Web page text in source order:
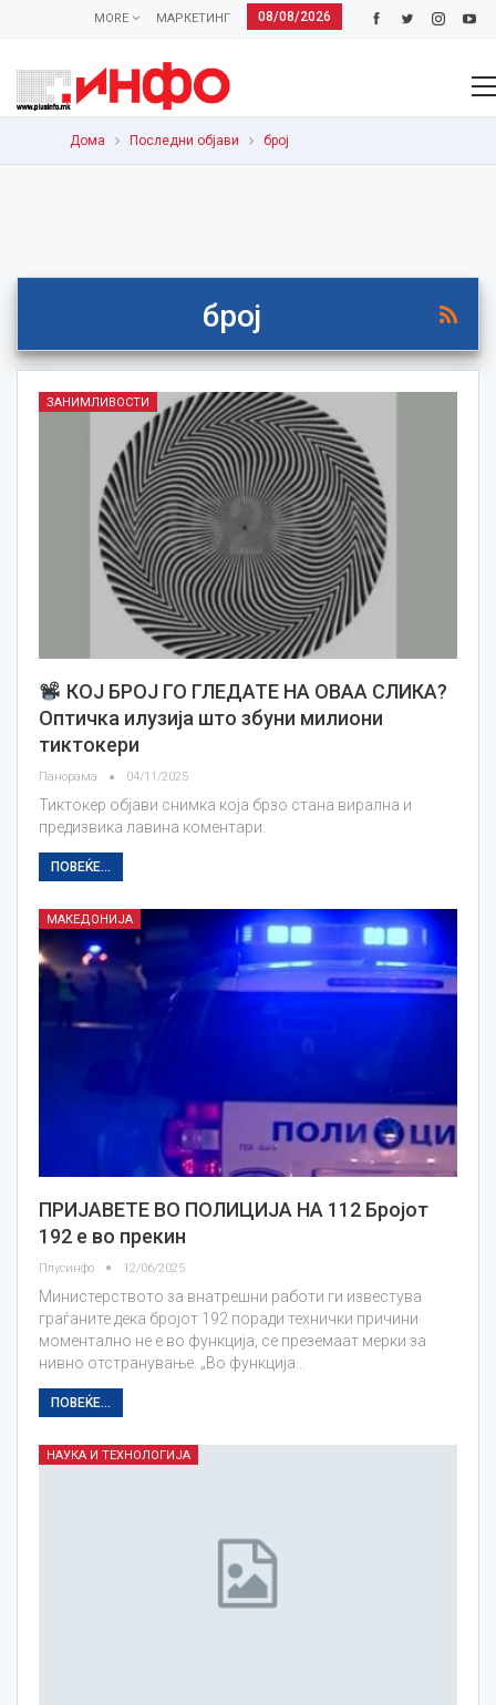
08/08/2026
МАРКЕТИНГ
MORE
Дома Последни објави број
број
ЗАНИМЛИВОСТИ
КОЈ БРОЈ ГО ГЛЕДАТЕ НА ОВАА СЛИКА?
Оптичка илузија што збуни милиони
тиктокери
Панорама 04/11/2025
Тиктокер објави снимка која брзо стана вирална и
предизвика лавина коментари.
ПОВЕЌЕ...
МАКЕДОНИЈА
ПРИЈАВЕТЕ ВО ПОЛИЦИЈА НА 112 Бројот
192 е во прекин
Плусинфо 12/06/2025
Министерството за внатрешни работи ги известува
граѓаните дека бројот 192 поради технички причини
моментално не е во функција, се преземаат мерки за
нивно отстранување. „Во функција…
ПОВЕЌЕ...
НАУКА И ТЕХНОЛОГИЈА